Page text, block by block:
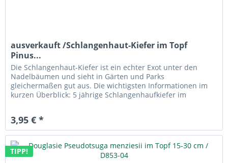
ausverkauft /Schlangenhaut-Kiefer im Topf
Pinus...
Die Schlangenhaut-Kiefer ist ein echter Exot unter den
Nadelbäumen und sieht in Gärten und Parks
gleichermaßen gut aus. Die wichtigsten Informationen im
kurzen Überblick: 5 jährige Schlangenhaufkiefer im
3,95 € *
TIPP!